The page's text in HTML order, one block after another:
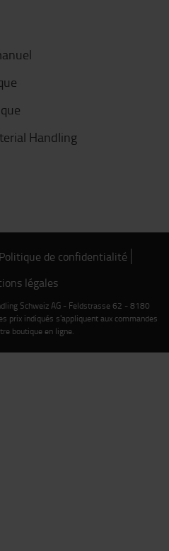
Handling
Politique de confidentialité
légales
Schweiz AG - Feldstrasse 62 - 8180
prix indiqués s'appliquent aux commandes
boutique en ligne.